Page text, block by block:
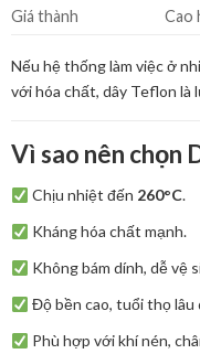
Giá thành
Cao
Nếu hệ thống làm việc ở
với hóa chất, dây Teflon là
Vì sao nên chọn
Chịu nhiệt đến 260°C.
Kháng hóa chất mạnh.
Không bám dính, dễ vệ
Độ bền cao, tuổi thọ lâu
Phù hợp với khí nén,